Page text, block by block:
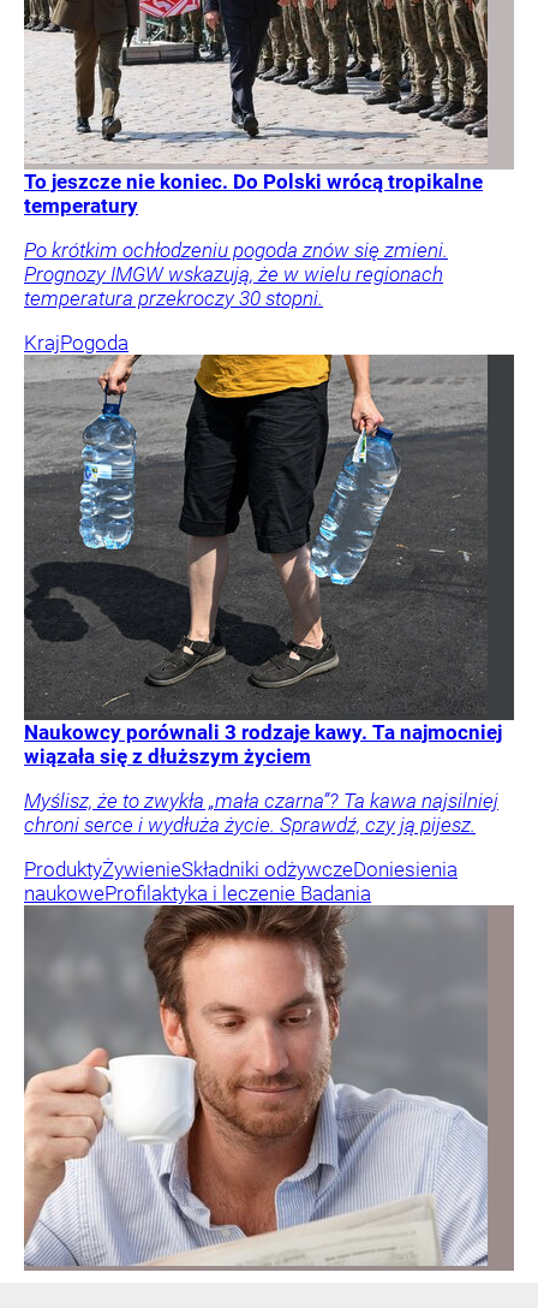
To jeszcze nie koniec. Do Polski wrócą tropikalne
temperatury
Po krótkim ochłodzeniu pogoda znów się zmieni.
Prognozy IMGW wskazują, że w wielu regionach
temperatura przekroczy 30 stopni.
KrajPogoda
Naukowcy porównali 3 rodzaje kawy. Ta najmocniej
wiązała się z dłuższym życiem
Myślisz, że to zwykła „mała czarna”? Ta kawa najsilniej
chroni serce i wydłuża życie. Sprawdź, czy ją pijesz.
ProduktyŻywienieSkładniki odżywczeDoniesienia
naukoweProfilaktyka i leczenie Badania